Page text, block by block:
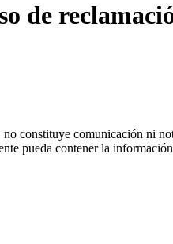
de
constituye comunicación ni
pueda contener la